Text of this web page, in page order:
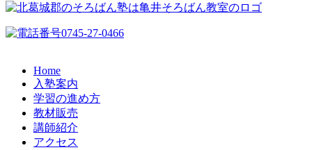
Home
入塾案内
学習の進め方
教材販売
講師紹介
アクセス